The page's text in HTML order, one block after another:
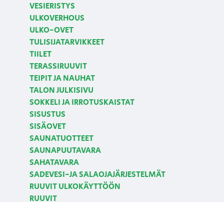
VESIERISTYS
ULKOVERHOUS
ULKO-OVET
TULISIJATARVIKKEET
TIILET
TERASSIRUUVIT
TEIPIT JA NAUHAT
TALON JULKISIVU
SOKKELI JA IRROTUSKAISTAT
SISUSTUS
SISÄOVET
SAUNATUOTTEET
SAUNAPUUTAVARA
SAHATAVARA
SADEVESI-JA SALAOJAJÄRJESTELMÄT
RUUVIT ULKOKÄYTTÖÖN
RUUVIT